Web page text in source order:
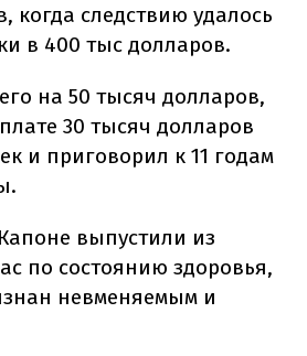
когда следствию удалось
в 400 тыс долларов.
на 50 тысяч долларов,
30 тысяч долларов
и приговорил к 11 годам
выпустили из
по состоянию здоровья,
невменяемым и